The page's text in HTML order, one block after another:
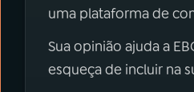
uma plataforma de
Sua opinião ajuda a
esqueça de incluir na